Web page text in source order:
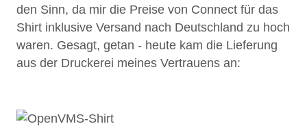
den Sinn, da mir die Preise von Connect für das
Shirt inklusive Versand nach Deutschland zu hoch
waren. Gesagt, getan - heute kam die Lieferung
aus der Druckerei meines Vertrauens an: